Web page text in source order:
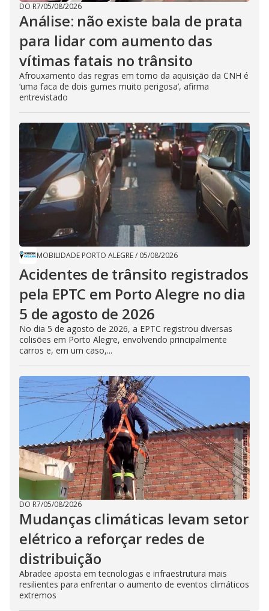
DO R7/05/08/2026
Análise: não existe bala de prata
para lidar com aumento das
vítimas fatais no trânsito
Afrouxamento das regras em torno da aquisição da CNH é
‘uma faca de dois gumes muito perigosa’, afirma
entrevistado
MOBILIDADE PORTO ALEGRE/ 05/08/2026
Acidentes de trânsito registrados
pela EPTC em Porto Alegre no dia
5 de agosto de 2026
No dia 5 de agosto de 2026, a EPTC registrou diversas
colisões em Porto Alegre, envolvendo principalmente
carros e, em um caso,...
DO R7/05/08/2026
Mudanças climáticas levam setor
elétrico a reforçar redes de
distribuição
Abradee aposta em tecnologias e infraestrutura mais
resilientes para enfrentar o aumento de eventos climáticos
extremos